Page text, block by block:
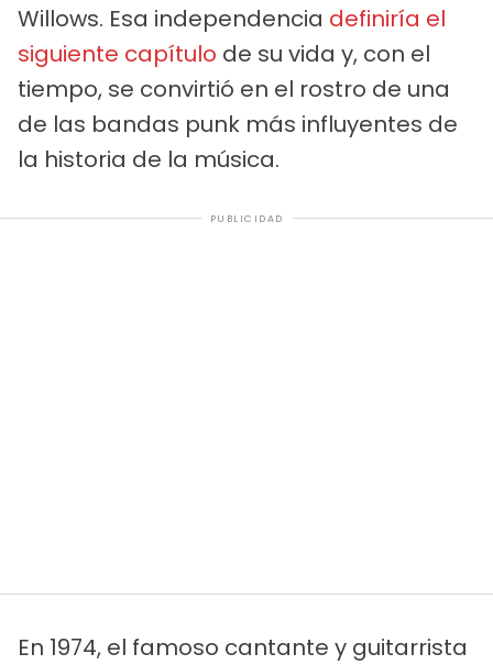
Willows. Esa independencia definiría el
siguiente capítulo de su vida y, con el
tiempo, se convirtió en el rostro de una
de las bandas punk más influyentes de
la historia de la música.
PUBLICIDAD
En 1974, el famoso cantante y guitarrista